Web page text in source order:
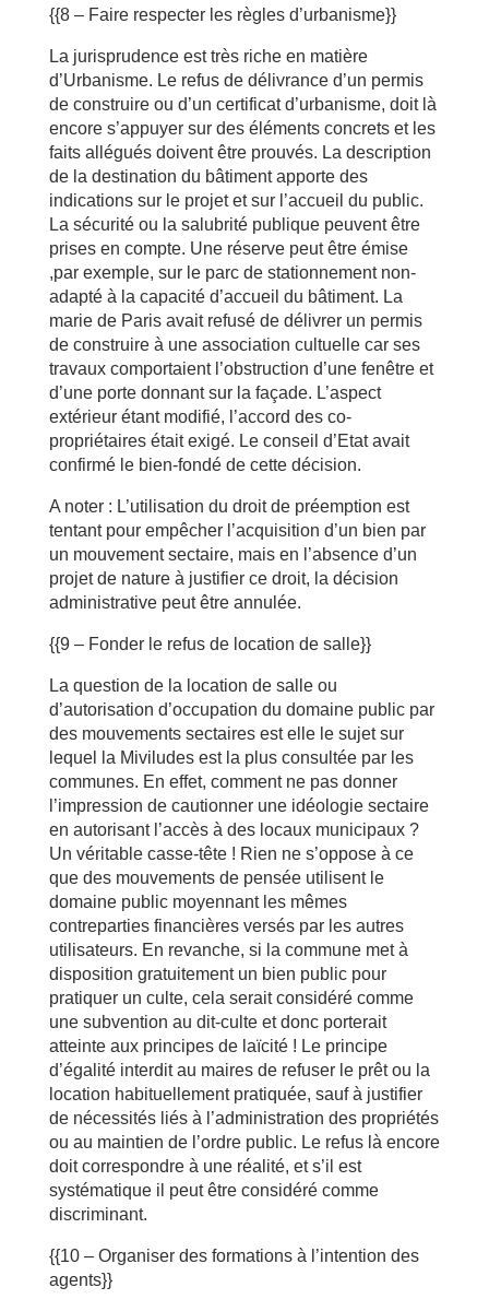
{{8 – Faire respecter les règles d’urbanisme}}
La jurisprudence est très riche en matière
d’Urbanisme. Le refus de délivrance d’un permis
de construire ou d’un certificat d’urbanisme, doit là
encore s’appuyer sur des éléments concrets et les
faits allégués doivent être prouvés. La description
de la destination du bâtiment apporte des
indications sur le projet et sur l’accueil du public.
La sécurité ou la salubrité publique peuvent être
prises en compte. Une réserve peut être émise
,par exemple, sur le parc de stationnement non-
adapté à la capacité d’accueil du bâtiment. La
marie de Paris avait refusé de délivrer un permis
de construire à une association cultuelle car ses
travaux comportaient l’obstruction d’une fenêtre et
d’une porte donnant sur la façade. L’aspect
extérieur étant modifié, l’accord des co-
propriétaires était exigé. Le conseil d’Etat avait
confirmé le bien-fondé de cette décision.
A noter : L’utilisation du droit de préemption est
tentant pour empêcher l’acquisition d’un bien par
un mouvement sectaire, mais en l’absence d’un
projet de nature à justifier ce droit, la décision
administrative peut être annulée.
{{9 – Fonder le refus de location de salle}}
La question de la location de salle ou
d’autorisation d’occupation du domaine public par
des mouvements sectaires est elle le sujet sur
lequel la Miviludes est la plus consultée par les
communes. En effet, comment ne pas donner
l’impression de cautionner une idéologie sectaire
en autorisant l’accès à des locaux municipaux ?
Un véritable casse-tête ! Rien ne s’oppose à ce
que des mouvements de pensée utilisent le
domaine public moyennant les mêmes
contreparties financières versés par les autres
utilisateurs. En revanche, si la commune met à
disposition gratuitement un bien public pour
pratiquer un culte, cela serait considéré comme
une subvention au dit-culte et donc porterait
atteinte aux principes de laïcité ! Le principe
d’égalité interdit au maires de refuser le prêt ou la
location habituellement pratiquée, sauf à justifier
de nécessités liés à l’administration des propriétés
ou au maintien de l’ordre public. Le refus là encore
doit correspondre à une réalité, et s’il est
systématique il peut être considéré comme
discriminant.
{{10 – Organiser des formations à l’intention des
agents}}